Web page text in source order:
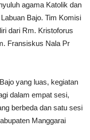
agama Katolik dan
Bajo. Tim Komisi
dari Rm. Kristoforus
Fransiskus Nala Pr
yang luas, kegiatan
dalam empat sesi,
berbeda dan satu sesi
Manggarai